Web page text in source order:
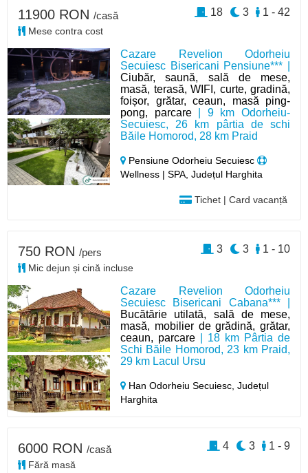
Cazare Revelion Odorheiu
Secuiesc Bisericani Pensiune*** |
Ciubăr, saună, sală de mese,
masă, terasă, WIFI, curte, gradină,
foișor, grătar, ceaun, masă ping-
pong, parcare| 9 km Odorheiu-
Secuiesc, 26 km pârtia de schi
Băile Homorod, 28 km Praid
Pensiune Odorheiu Secuiesc
Wellness | SPA, Județul Harghita
Tichet | Card vacanță
11900 RON /casă
Mese contra cost
1 - 42
3
18
Cazare Revelion Odorheiu
Secuiesc Bisericani Cabana*** |
Bucătărie utilată, sală de mese,
masă, mobilier de grădină, grătar,
ceaun, parcare | 18 km Pârtia de
Schi Băile Homorod, 23 km Praid,
29 km Lacul Ursu
Han Odorheiu Secuiesc,Județul
Harghita
750 RON /pers
Mic dejun și cină incluse
1 - 10
3
3
6000 RON /casă
Fără masă
1 - 9
3
4